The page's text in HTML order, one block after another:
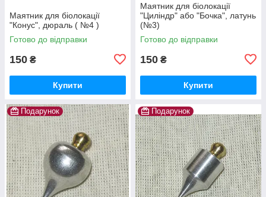
Маятник для біолокації
"Конус", дюраль ( №4 )
Готово до відправки
150 ₴
Купити
Маятник для біолокації
"Циліндр" або "Бочка", латунь
(№3)
Готово до відправки
150 ₴
Купити
Подарунок Подарунок